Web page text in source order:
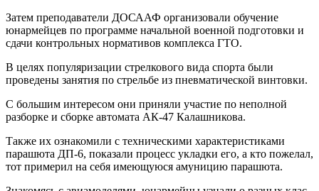
Затем преподаватели ДОСААФ организовали обучение
юнармей­цев по программе начальной воен­ной подготовки и
сдачи контроль­ных нормативов комплекса ГТО.
В целях популяризации стрелко­вого вида спорта были
проведены занятия по стрельбе из пневмати­ческой винтовки.
С большим интересом они при­няли участие по неполной
разбор­ке и сборке автомата АК-47 Калаш­никова.
Также их ознакомили с техниче­скими характеристиками
парашю­та ДП-6, показали процесс укладки его, а кто пожелал,
тот примерил на себя имеющуюся амуницию па­рашюта.